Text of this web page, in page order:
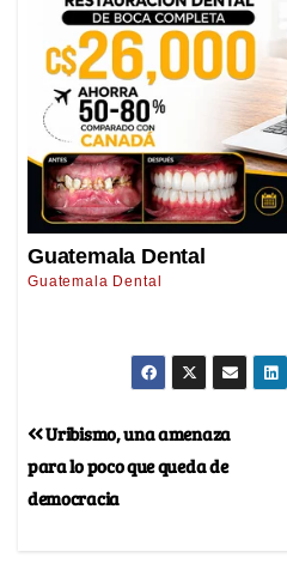
Uribismo, una amenaza
para lo poco que queda de
democracia